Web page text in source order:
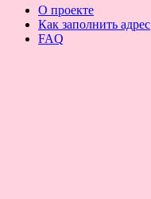
О проекте
Как заполнить адрес
FAQ